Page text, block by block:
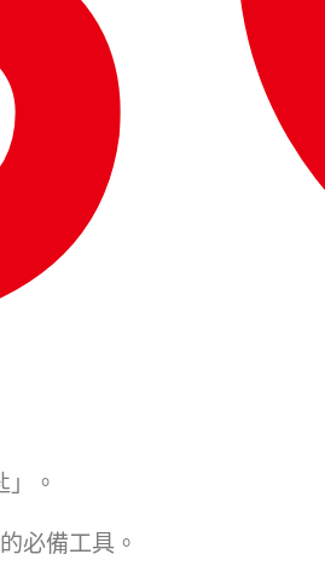
」。
必備工具。